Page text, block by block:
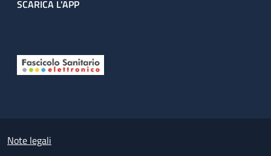
SCARICA L'APP
Small prints
Note legali